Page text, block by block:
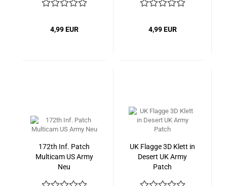
4,99 EUR 4,99 EUR
172th Inf. Patch
Multicam US Army
Neu
UK Flagge 3D Klett in
Desert UK Army
Patch